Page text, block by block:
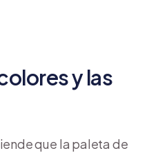
y las
que la paleta de